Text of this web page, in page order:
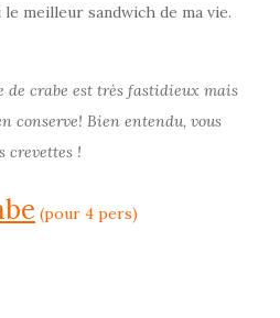
meilleur sandwich de ma vie.
de crabe est très fastidieux mais
conserve! Bien entendu, vous
crevettes !
(pour 4 pers)